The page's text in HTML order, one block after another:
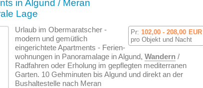
in Algund / Meran
Lage
Pr: 102,00 - 208,00 EUR
pro Objekt und Nacht
Urlaub im Obermaratscher -
modern und gemütlich
eingerichtete Apartments - Ferien­
wohnungen in Panoramalage in Algund, Wandern /
Radfahren oder Erholung im gepflegten mediterranen
Garten. 10 Gehminuten bis Algund und direkt an der
Bushaltestelle nach Meran